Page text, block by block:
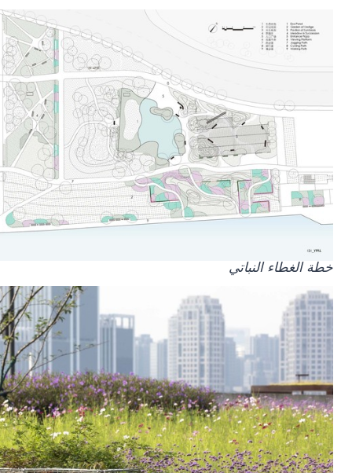
خطة الغطاء النباتي